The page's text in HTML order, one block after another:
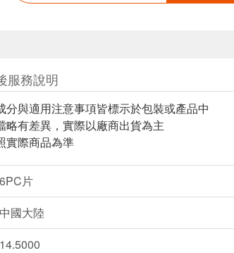
服務說明
與適用注意事項皆標示於包裝或產品中
有差異，實際以廠商出貨為主
實際商品為準
6PC片
中國大陸
14.5000